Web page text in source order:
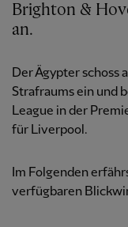
Brighton &
an.
Der Ägypter schoss
Strafraums ein und
League in der
für Liverpool.
Im Folgenden
verfügbaren